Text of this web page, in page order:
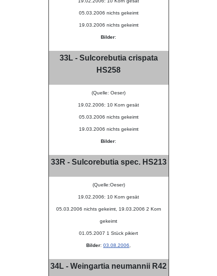
05.03.2006 nichts gekeimt
19.03.2006 nichts gekeimt
Bilder:
33L - Sulcorebutia crispata
HS258
(Quelle: Oeser)
19.02.2006: 10 Korn gesät
05.03.2006 nichts gekeimt
19.03.2006 nichts gekeimt
Bilder:
33R - Sulcorebutia spec. HS213
(Quelle:Oeser)
19.02.2006: 10 Korn gesät
05.03.2006 nichts gekeimt, 19.03.2006 2 Korn
gekeimt
01.05.2007 1 Stück pikiert
Bilder: 03.08.2006
34L - Weingartia neumannii R42